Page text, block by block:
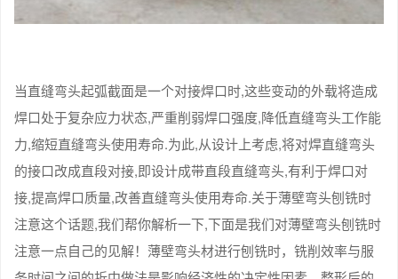
当直缝弯头起弧截面是一个对接焊口时,这些变动的外载将造成
焊口处于复杂应力状态,严重削弱焊口强度,降低直缝弯头工作能
力,缩短直缝弯头使用寿命.为此,从设计上考虑,将对焊直缝弯头
的接口改成直段对接,即设计成带直段直缝弯头,有利于焊口对
接,提高焊口质量,改善直缝弯头使用寿命.关于薄壁弯头刨铣时
注意这个话题,我们帮你解析一下,下面是我们对薄壁弯头刨铣时
注意一点自己的见解！薄壁弯头材进行刨铣时，铣削效率与服